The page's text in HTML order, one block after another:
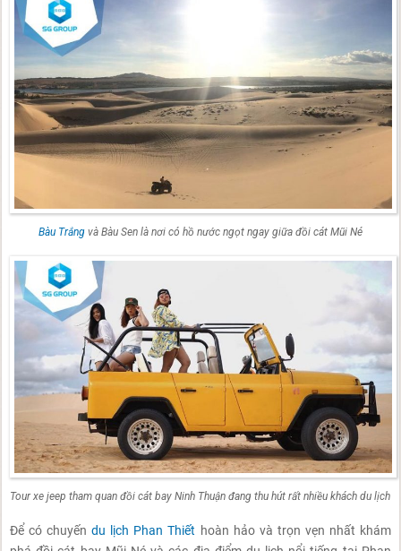
Bàu Trắngvà Bàu Sen là nơi có hồ nước ngọt ngay giữa đồi cát Mũi Né
Tour xe jeep tham quan đồi cát bay Ninh Thuận đang thu hút rất nhiều khách du lịch
Để có chuyếndu lịch Phan Thiết hoàn hảo và trọn vẹn nhất khám